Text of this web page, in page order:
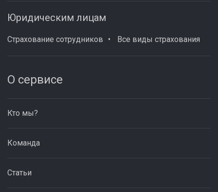
Юридическим лицам
Страхование сотрудников Все виды страхования
О сервисе
Кто мы?
Команда
Статьи